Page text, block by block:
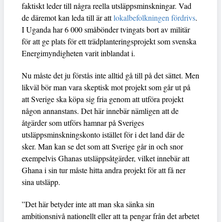
faktiskt leder till några reella utsläppsminskningar. Vad
de däremot kan leda till är attlokalbefolkningen fördrivs.
I Uganda har 6 000 småbönder tvingats bort av militär
för att ge plats för ett trädplanteringsprojekt som svenska
Energimyndigheten varit inblandat i.
Nu måste det ju förstås inte alltid gå till på det sättet. Men
likväl bör man vara skeptisk mot projekt som går ut på
att Sverige ska köpa sig fria genom att utföra projekt
någon annanstans. Det här innebär nämligen att de
åtgärder som utförs hamnar på Sveriges
utsläppsminskningskonto istället för i det land där de
sker. Man kan se det som att Sverige går in och snor
exempelvis Ghanas utsläppsåtgärder, vilket innebär att
Ghana i sin tur måste hitta andra projekt för att få ner
sina utsläpp.
”Det här betyder inte att man ska sänka sin
ambitionsnivå nationellt eller att ta pengar från det arbetet